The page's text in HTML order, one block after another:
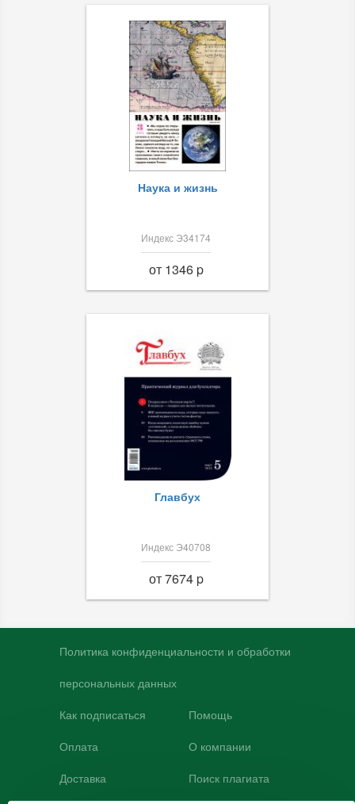
Наука и жизнь
Индекс Э34174
от 1346 p
Главбух
Индекс Э40708
от 7674 p
Политика конфиденциальности и обработки
персональных данных
Как подписаться
Оплата
Доставка
Помощь
О компании
Поиск плагиата